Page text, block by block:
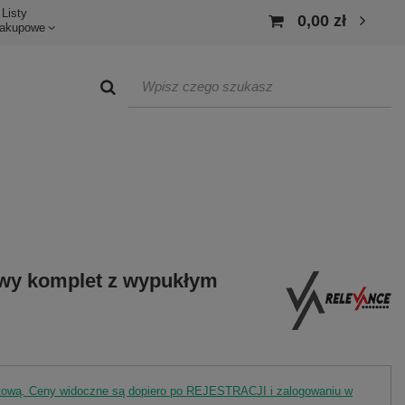
Listy
0,00 zł
komplet z wypukłym
Ceny widoczne są dopiero po REJESTRACJI i zalogowaniu w